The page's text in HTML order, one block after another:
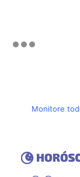
Monitore